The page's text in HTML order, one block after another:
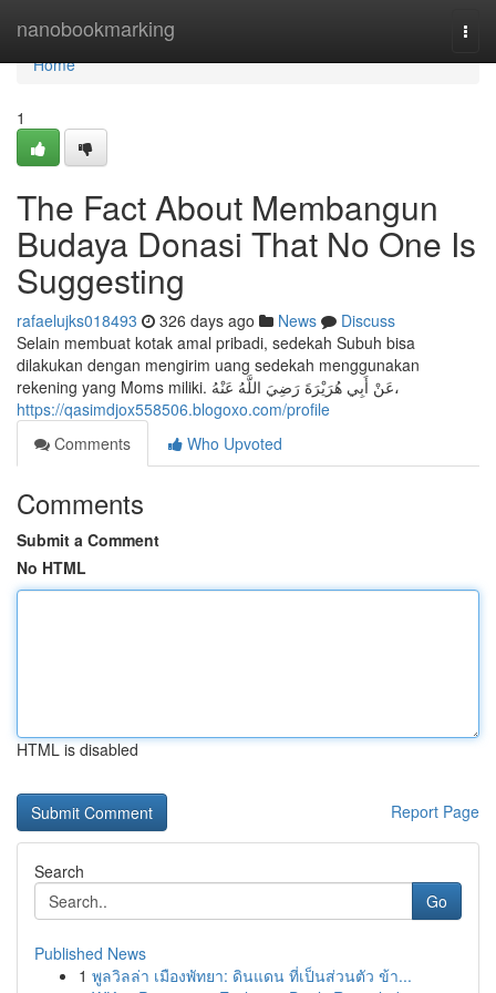
nanobookmarking
Home
Home
1
The Fact About Membangun
Budaya Donasi That No One Is
Suggesting
rafaelujks018493 326 days ago News
Discuss
Selain membuat kotak amal pribadi, sedekah Subuh bisa
dilakukan dengan mengirim uang sedekah menggunakan
rekening yang Moms miliki. عَنْ أَبِي هُرَيْرَةَ رَضِيَ اللَّهُ عَنْهُ،
https://qasimdjox558506.blogoxo.com/profile
Comments
Who Upvoted
Comments
Submit a Comment
No HTML
HTML is disabled
Report Page
Search
Go
Published News
1 พูลวิลล่า เมืองพัทยา: ดินแดน ที่เป็นส่วนตัว ข้า...